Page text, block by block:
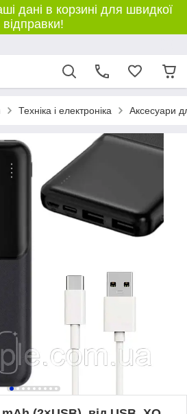
дані в корзині для швидкої
відправки!
Техніка і електроніка Аксесуари